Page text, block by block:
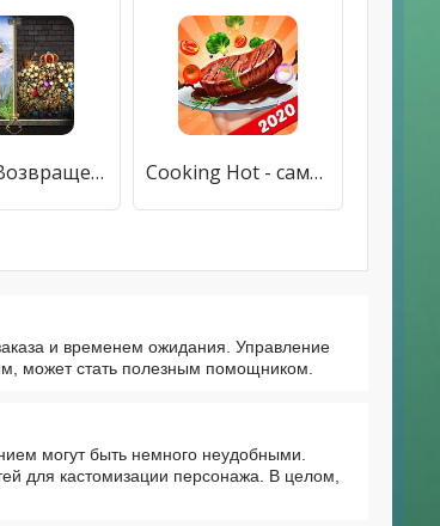
Evony - Возвращение Короля Cooking Hot - самый безумный ресторан
и временем ожидания. Управление
может стать полезным помощником.
могут быть немного неудобными.
для кастомизации персонажа. В целом,